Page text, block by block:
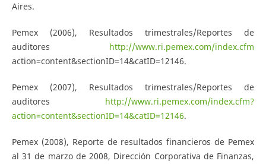
Aires.
Pemex (2006), Resultados trimestrales/Reportes de
auditores http://www.ri.pemex.com/index.cfm
action=content&sectionID=14&catID=12146.
Pemex (2007), Resultados trimestrales/Reportes de
auditores http://www.ri.pemex.com/index.cfm?
action=content&sectionID=14&catID=12146.
Pemex (2008), Reporte de resultados financieros de Pemex
al 31 de marzo de 2008, Dirección Corporativa de Finanzas,